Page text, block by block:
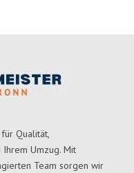
Qualität,
Ihrem Umzug. Mit
Team sorgen wir